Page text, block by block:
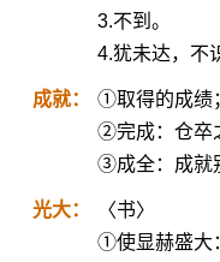
3.不到。
4.犹未达，不
成就：
①取得的成绩
②完成：仓卒
③成全：成就
光大：
〈书〉
①使显赫盛大